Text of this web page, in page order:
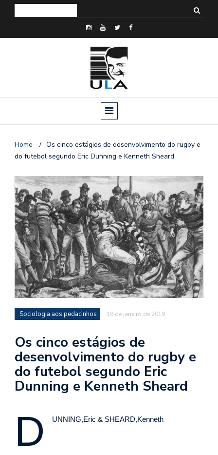
Home / Os cinco estágios de desenvolvimento do rugby e
do futebol segundo Eric Dunning e Kenneth Sheard
Sociologia aos pedacinhos 19 de janeiro de 2019
Os cinco estágios de
desenvolvimento do rugby e
do futebol segundo Eric
Dunning e Kenneth Sheard
D UNNING,Eric & SHEARD,Kenneth